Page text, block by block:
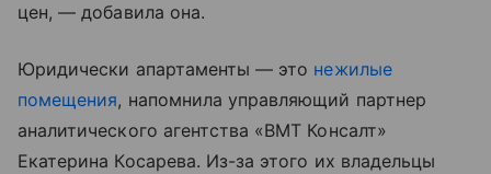
цен, — добавила она.
Юридически апартаменты — это нежилые
помещения, напомнила управляющий партнер
аналитического агентства «ВМТ Консалт»
Екатерина Косарева. Из-за этого их владельцы